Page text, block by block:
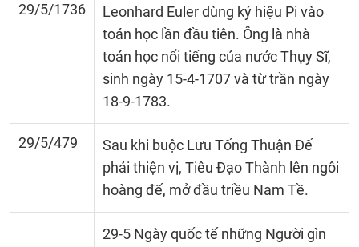
29/5/1736
Leonhard Euler dùng ký hiệu Pi vào
toán học lần đầu tiên. Ông là nhà
toán học nổi tiếng của nước Thụy Sĩ,
sinh ngày 15-4-1707 và từ trần ngày
18-9-1783.
29/5/479
Sau khi buộc Lưu Tống Thuận Đế
phải thiện vị, Tiêu Đạo Thành lên ngôi
hoàng đế, mở đầu triều Nam Tề.
29-5 Ngày quốc tế những Người gìn